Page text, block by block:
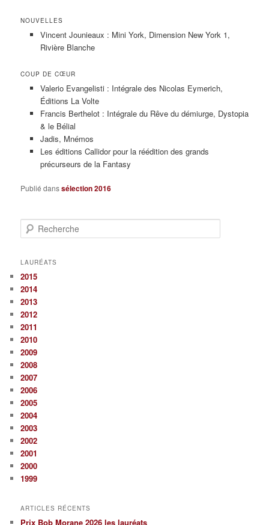
NOUVELLES
Vincent Jounieaux : Mini York, Dimension New York 1,
Rivière Blanche
COUP DE CŒUR
Valerio Evangelisti : Intégrale des Nicolas Eymerich,
Éditions La Volte
Francis Berthelot : Intégrale du Rêve du démiurge, Dystopia
& le Bélial
Jadis, Mnémos
Les éditions Callidor pour la réédition des grands
précurseurs de la Fantasy
Publié danssélection 2016
e
h
r
c
h
e
LAURÉATS
2015
2014
2013
2012
2011
2010
2009
2008
2007
2006
2005
2004
2003
2002
2001
2000
1999
ARTICLES RÉCENTS
Prix Bob Morane 2026 les lauréats